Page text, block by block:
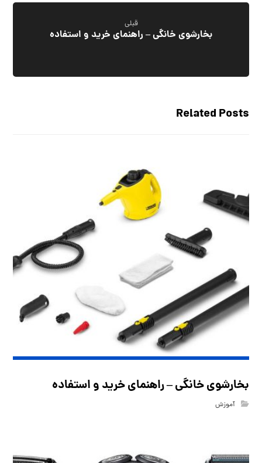
قبلی
بخارشوی خانگی – راهنمای خرید و استفاده
Related Posts
بخارشوی خانگی – راهنمای خرید و استفاده
آموزش